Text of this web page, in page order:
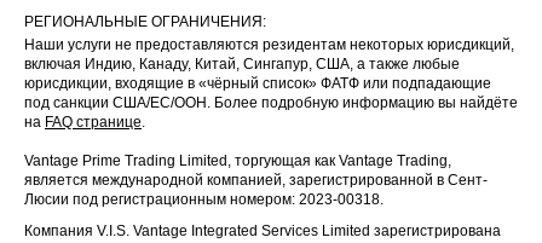
РЕГИОНАЛЬНЫЕ ОГРАНИЧЕНИЯ:
Наши услуги не предоставляются резидентам некоторых юрисдикций,
включая Индию, Канаду, Китай, Сингапур, США, а также любые
юрисдикции, входящие в «чёрный список» ФАТФ или подпадающие
под санкции США/ЕС/ООН. Более подробную информацию вы найдёте
на FAQ странице.
Vantage Prime Trading Limited, торгующая как Vantage Trading,
является международной компанией, зарегистрированной в Сент-
Люсии под регистрационным номером: 2023-00318.
Компания V.I.S. Vantage Integrated Services Limited зарегистрирована